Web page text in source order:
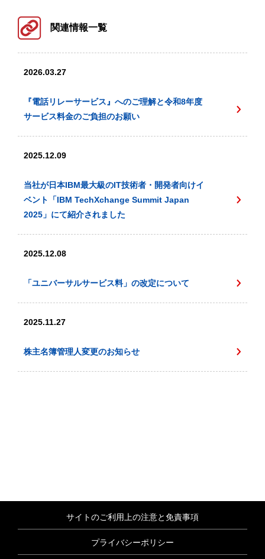
関連情報一覧
2026.03.27
『電話リレーサービス』へのご理解と令和8年度
サービス料金のご負担のお願い
2025.12.09
当社が日本IBM最大級のIT技術者・開発者向けイ
ベント「IBM TechXchange Summit Japan
2025」にて紹介されました
2025.12.08
「ユニバーサルサービス料」の改定について
2025.11.27
株主名簿管理人変更のお知らせ
サイトのご利用上の注意と免責事項
プライバシーポリシー